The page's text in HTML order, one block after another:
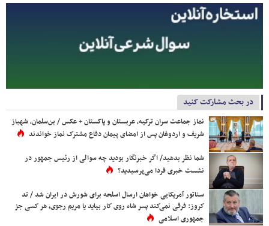
در بحث مشارکت کنید
نماز جماعت سران ترکیه، عربستان و پاکستان + عکس / بن‌سلمان، شهباز
شریف و اردوغان پس از امضای پیمان دفاع مشترک نماز خواندند
شما نظر بدهید/ اگر خبرنگار بودید چه سوالی از رئیس جمهور در
نشست خبری فردا می‌پرسیدید؟
سناتور آمریکایی خواهان ارسال اسلحه برای شورش در ایران شد / تد
کروز: فرقی نمی‌کند پسر شاه روی کار بیاید یا مریم رجوی، هر کسی جز
جمهوری اسلامی